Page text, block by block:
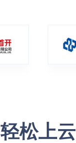
轻松上云